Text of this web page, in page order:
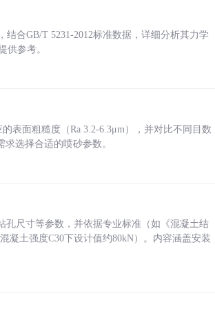
合GB/T 5231-2012标准数据，详细分析其力学
供参考。
表面粗糙度（Ra 3.2-6.3μm），并对比不同目数
选择合适的喷砂参数。
孔尺寸等参数，并依据专业标准（如《混凝土结
凝土强度C30下设计值约80kN）。内容涵盖安装